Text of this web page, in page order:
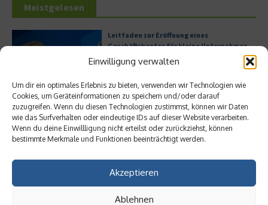
Einwilligung verwalten
Um dir ein optimales Erlebnis zu bieten, verwenden wir Technologien wie
Cookies, um Geräteinformationen zu speichern und/oder darauf
zuzugreifen. Wenn du diesen Technologien zustimmst, können wir Daten
wie das Surfverhalten oder eindeutige IDs auf dieser Website verarbeiten.
Wenn du deine Einwillligung nicht erteilst oder zurückziehst, können
bestimmte Merkmale und Funktionen beeinträchtigt werden.
Akzeptieren
Ablehnen
Meistgelesen
Leitfaden zur Eröffnung eines
Geschäftskontos für kleine Unternehmen
Hilton Worldwide: Eine Ikone der globalen
Hotellerie im Wandel der Zeit
Digitalisierung als Wettbewerbsvorteil